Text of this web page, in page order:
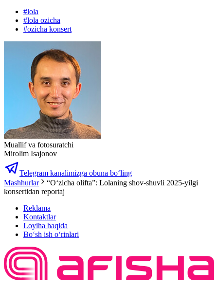
#lola
#lola ozicha
#ozicha konsert
Muallif va fotosuratchi
Mirolim Isajonov
Telegram kanalimizga obuna bo‘ling
Mashhurlar
“O‘zicha olifta”: Lolaning shov-shuvli 2025-yilgi
konsertidan reportaj
Reklama
Kontaktlar
Loyiha haqida
Bo‘sh ish o‘rinlari